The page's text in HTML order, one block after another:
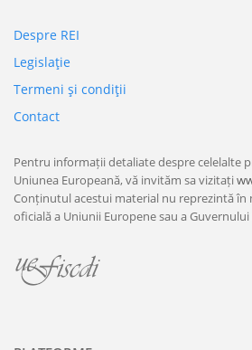
Despre REI
Legislaţie
Termeni şi condiţii
Contact
Pentru informații detaliate despre celelalte
Uniunea Europeană, vă invităm sa vizitați
Conținutul acestui material nu reprezintă
oficială a Uniunii Europene sau a